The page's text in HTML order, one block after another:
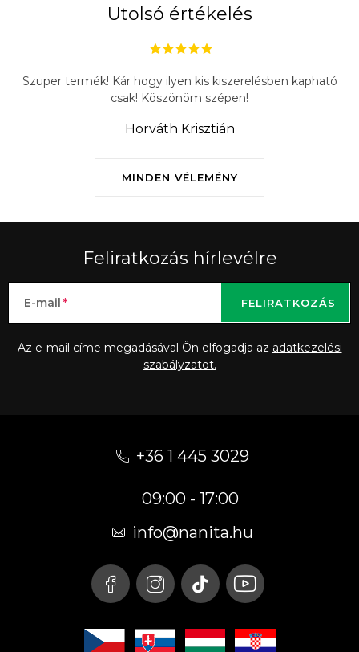
Utolsó értékelés
MINDEN VÉLEMÉNY
Szuper termék! Kár hogy ilyen kis kiszerelésben kapható
csak! Köszönöm szépen!
Horváth Krisztián
Feliratkozás hírlevélre
E-mail
Az e-mail címe megadásával Ön elfogadja az adatkezelési
szabályzatot.
FELIRATKOZÁS
+36 1 445 3029
09:00 - 17:00
info@nanita.hu